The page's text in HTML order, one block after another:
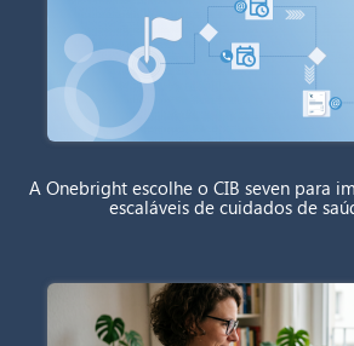
A Onebright escolhe o CIB seven para
escaláveis de cuidados de